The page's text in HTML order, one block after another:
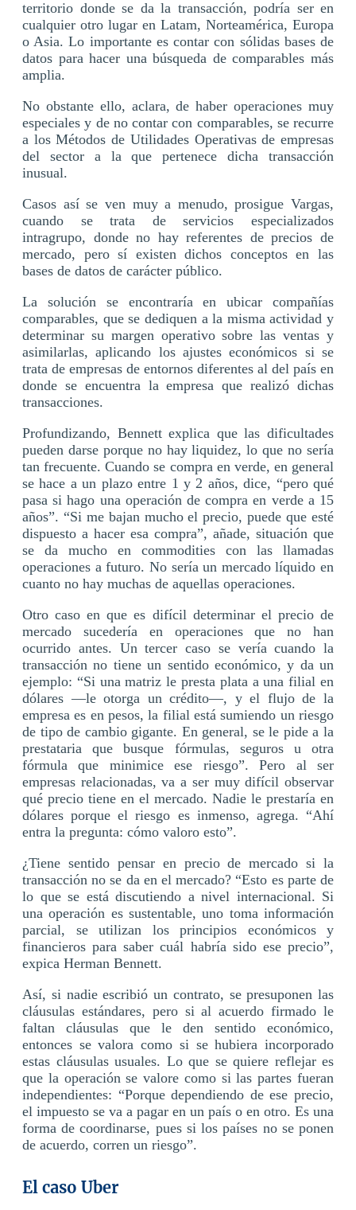
territorio donde se da la transacción, podría ser en
cualquier otro lugar en Latam, Norteamérica, Europa
o Asia. Lo importante es contar con sólidas bases de
datos para hacer una búsqueda de comparables más
amplia.
No obstante ello, aclara, de haber operaciones muy
especiales y de no contar con comparables, se recurre
a los Métodos de Utilidades Operativas de empresas
del sector a la que pertenece dicha transacción
inusual.
Casos así se ven muy a menudo, prosigue Vargas,
cuando se trata de servicios especializados
intragrupo, donde no hay referentes de precios de
mercado, pero sí existen dichos conceptos en las
bases de datos de carácter público.
La solución se encontraría en ubicar compañías
comparables, que se dediquen a la misma actividad y
determinar su margen operativo sobre las ventas y
asimilarlas, aplicando los ajustes económicos si se
trata de empresas de entornos diferentes al del país en
donde se encuentra la empresa que realizó dichas
transacciones.
Profundizando, Bennett explica que las dificultades
pueden darse porque no hay liquidez, lo que no sería
tan frecuente. Cuando se compra en verde, en general
se hace a un plazo entre 1 y 2 años, dice, “pero qué
pasa si hago una operación de compra en verde a 15
años”. “Si me bajan mucho el precio, puede que esté
dispuesto a hacer esa compra”, añade, situación que
se da mucho en commodities con las llamadas
operaciones a futuro. No sería un mercado líquido en
cuanto no hay muchas de aquellas operaciones.
Otro caso en que es difícil determinar el precio de
mercado sucedería en operaciones que no han
ocurrido antes. Un tercer caso se vería cuando la
transacción no tiene un sentido económico, y da un
ejemplo: “Si una matriz le presta plata a una filial en
dólares —le otorga un crédito—, y el flujo de la
empresa es en pesos, la filial está sumiendo un riesgo
de tipo de cambio gigante. En general, se le pide a la
prestataria que busque fórmulas, seguros u otra
fórmula que minimice ese riesgo”. Pero al ser
empresas relacionadas, va a ser muy difícil observar
qué precio tiene en el mercado. Nadie le prestaría en
dólares porque el riesgo es inmenso, agrega. “Ahí
entra la pregunta: cómo valoro esto”.
¿Tiene sentido pensar en precio de mercado si la
transacción no se da en el mercado? “Esto es parte de
lo que se está discutiendo a nivel internacional. Si
una operación es sustentable, uno toma información
parcial, se utilizan los principios económicos y
financieros para saber cuál habría sido ese precio”,
expica Herman Bennett.
Así, si nadie escribió un contrato, se presuponen las
cláusulas estándares, pero si al acuerdo firmado le
faltan cláusulas que le den sentido económico,
entonces se valora como si se hubiera incorporado
estas cláusulas usuales. Lo que se quiere reflejar es
que la operación se valore como si las partes fueran
independientes: “Porque dependiendo de ese precio,
el impuesto se va a pagar en un país o en otro. Es una
forma de coordinarse, pues si los países no se ponen
de acuerdo, corren un riesgo”.
El caso Uber